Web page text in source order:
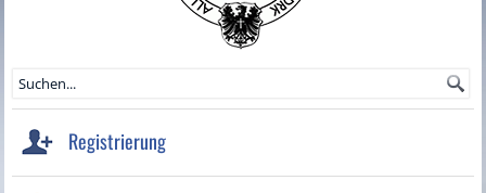
Registrierung